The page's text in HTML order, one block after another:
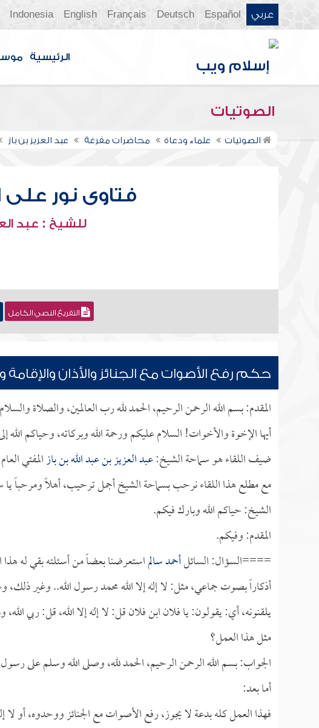
عربي Español
Deutsch
Français
English
Indonesia
الرئيسية
الصوتيات
الصوتيات علماء ودعاة محاضرات مفرغة عبد العزيز بن باز
فتاوى نور على
للشيخ : عبد
التفريغ النصي الكامل
حكم رفع الأصوات مع الجنائز والأذان والإقامة
المقدم: بسم الله الرحمن الرحيم، الحمد لله رب العالمين، والصلاة
أيها الإخوة والأخوات! السلام عليكم ورحمة الله وبركاته، وحياكم الله
ضيف اللقاء هو سماحة الشيخ:عبد العزيز بن عبد الله بن بازالمفتي
مع مطلع هذا اللقاء نرحب بسماحة الشيخ أجمل ترحيب، أهلاً ومرحباً
الشيخ: حياكم الله وبارك فيكم.
المقدم: وفيكم.
====السؤال: السائلأحمد سالماستعرضنا بعضاً من أسئلته بقي له هذا
أذكاراً بصوت جماعي، مثل: لا إله إلا الله محمد رسول الله.. وغير ذلك،
يلقنونه، أي: يقولون: يا فلان ابن فلان قل: لا إله إلا الله، قل: ربي
مثل هذا العمل؟
الجواب: بسم الله الرحمن الرحيم، الحمد لله، وصلى الله وسلم على
أما بعد:
فهذا العمل كله بدعة لا يجوز، رفع الأصوات مع الجنائز ووحدوه، أو لا